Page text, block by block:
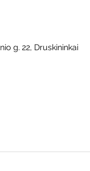
g. 22, Druskininkai